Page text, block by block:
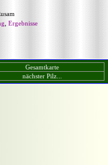
Ergebnisse
Gesamtkarte
nächster Pilz...